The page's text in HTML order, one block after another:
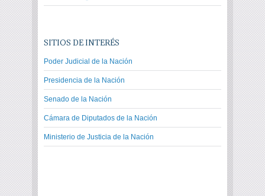
SITIOS DE INTERÉS
Poder Judicial de la Nación
Presidencia de la Nación
Senado de la Nación
Cámara de Diputados de la Nación
Ministerio de Justicia de la Nación